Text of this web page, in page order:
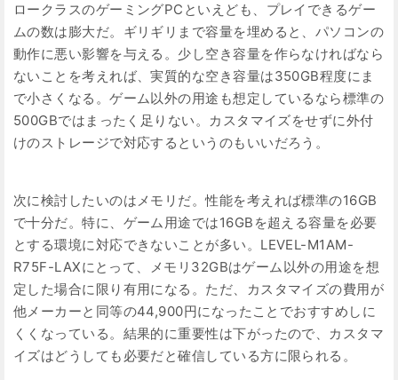
ロークラスのゲーミングPCといえども、プレイできるゲー
ムの数は膨大だ。ギリギリまで容量を埋めると、パソコンの
動作に悪い影響を与える。少し空き容量を作らなければなら
ないことを考えれば、実質的な空き容量は350GB程度にま
で小さくなる。ゲーム以外の用途も想定しているなら標準の
500GBではまったく足りない。カスタマイズをせずに外付
けのストレージで対応するというのもいいだろう。
次に検討したいのはメモリだ。性能を考えれば標準の16GB
で十分だ。特に、ゲーム用途では16GBを超える容量を必要
とする環境に対応できないことが多い。LEVEL-M1AM-
R75F-LAXにとって、メモリ32GBはゲーム以外の用途を想
定した場合に限り有用になる。ただ、カスタマイズの費用が
他メーカーと同等の44,900円になったことでおすすめしに
くくなっている。結果的に重要性は下がったので、カスタマ
イズはどうしても必要だと確信している方に限られる。